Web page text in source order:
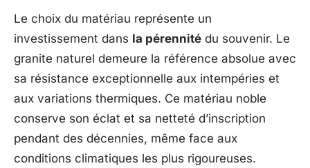
Le choix du matériau représente un
investissement dans la pérennité du souvenir. Le
granite naturel demeure la référence absolue avec
sa résistance exceptionnelle aux intempéries et
aux variations thermiques. Ce matériau noble
conserve son éclat et sa netteté d’inscription
pendant des décennies, même face aux
conditions climatiques les plus rigoureuses.